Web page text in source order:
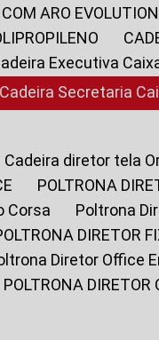
ARO EVOLUTION
Cadeira Executiva
Cadeira Secretaria
Cadeira diretor tela
POLTRONA
Corsa
Poltrona
POLTRONA DIRETOR
Diretor Office
POLTRONA DIRETOR